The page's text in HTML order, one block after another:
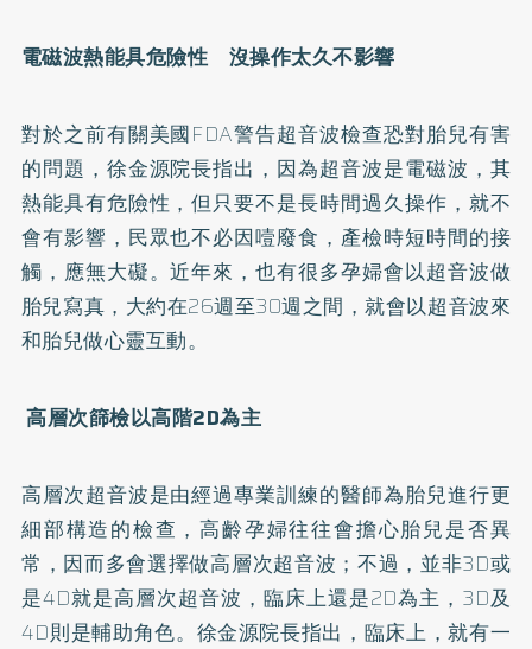
電磁波熱能具危險性 沒操作太久不影響
對於之前有關美國FDA警告超音波檢查恐對胎兒有害
的問題，徐金源院長指出，因為超音波是電磁波，其
熱能具有危險性，但只要不是長時間過久操作，就不
會有影響，民眾也不必因噎廢食，產檢時短時間的接
觸，應無大礙。近年來，也有很多孕婦會以超音波做
胎兒寫真，大約在26週至30週之間，就會以超音波來
和胎兒做心靈互動。
高層次篩檢以高階2D為主
高層次超音波是由經過專業訓練的醫師為胎兒進行更
細部構造的檢查，高齡孕婦往往會擔心胎兒是否異
常，因而多會選擇做高層次超音波；不過，並非3D或
是4D就是高層次超音波，臨床上還是2D為主，3D及
4D則是輔助角色。徐金源院長指出，臨床上，就有一